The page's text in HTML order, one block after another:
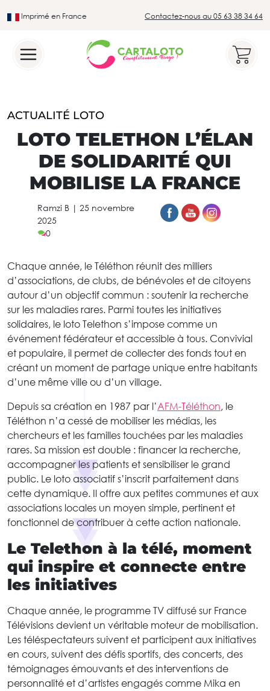
Imprimé en France Contactez-nous au 05 63 38 34 64
ACTUALITÉ LOTO
LOTO TELETHON L’ÉLAN
DE SOLIDARITÉ QUI
MOBILISE LA FRANCE
Ramzi B | 25 novembre
2025
0
Chaque année, le Téléthon réunit des milliers
d’associations, de clubs, de bénévoles et de citoyens
autour d’un objectif commun : soutenir la recherche
sur les maladies rares. Parmi toutes les initiatives
solidaires, le loto Telethon s’impose comme un
événement fédérateur et accessible à tous. Convivial
et populaire, il permet de collecter des fonds tout en
créant un moment de partage unique entre habitants
d’une même ville ou d’un village.
Depuis sa création en 1987 par l’AFM-Téléthon, le
Téléthon n’a cessé de mobiliser les médias, les
chercheurs et les familles touchées par les maladies
rares. Sa mission est double : financer la recherche,
accompagner les patients et sensibiliser le grand
public. Le loto associatif s’inscrit parfaitement dans
cette dynamique. Il offre aux petites communes et aux
associations locales un moyen simple, pertinent et
fonctionnel de contribuer à cette action nationale.
Le Telethon à la télé, moment
qui inspire et connecte entre
les initiatives
Chaque année, le programme TV diffusé sur France
Télévisions devient un véritable moteur de mobilisation.
Les téléspectateurs suivent et participent aux initiatives
en cours, suivent des défis sportifs, des concerts, des
témoignages émouvants et des interventions de
personnalité et d’artistes engagés comme Mika en